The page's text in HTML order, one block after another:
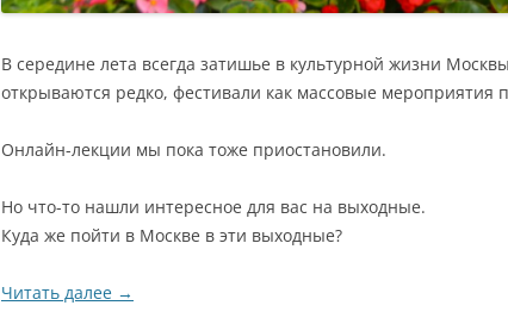
В середине лета всегда затишье в культурной жизни
открываются редко, фестивали как массовые мероприятия
Онлайн-лекции мы пока тоже приостановили.
Но что-то нашли интересное для вас на выходные.
Куда же пойти в Москве в эти выходные?
Читать далее →